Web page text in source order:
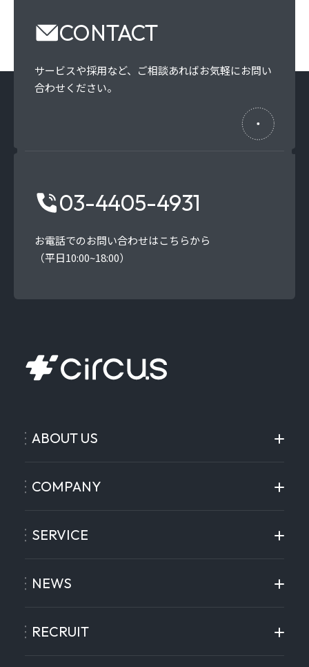
CONTACT
サービスや採用など、 ご相談あればお気軽にお問い
合わせください。
03-4405-4931
お電話でのお問い合わせはこちらから
（平日10:00~18:00）
ABOUT US
COMPANY
SERVICE
NEWS
RECRUIT